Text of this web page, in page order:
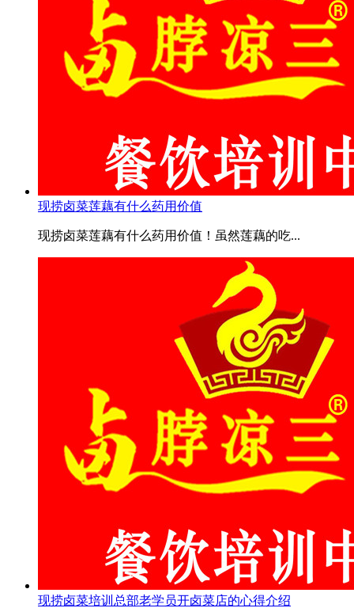
现捞卤菜莲藕有什么药用价值
现捞卤菜莲藕有什么药用价值！虽然莲藕的吃...
现捞卤菜培训总部老学员开卤菜店的心得介绍